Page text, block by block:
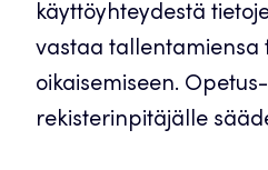
käyttöyhteydestä
vastaa tallentamiensa
oikaisemiseen.
rekisterinpitäjälle